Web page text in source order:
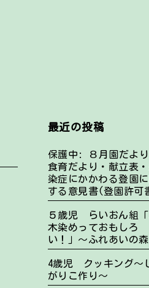
最近の投稿
保護中: ８月園だより
食育だより・献立表
染症にかかわる登園に
する意見書(登園許可
５歳児 らいおん組
木染めっておもしろ
い！」～ふれあいの
4歳児 クッキング～
がりこ作り～